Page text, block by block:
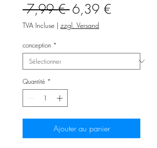
7,99 € Prix
original
6,39 €
TVA Incluse | zzgl. Versand
conception *
Quantité *
Ajouter au panier